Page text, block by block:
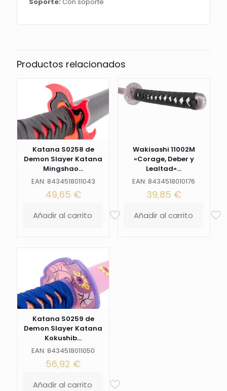
marrón
terciopelo,
Productos relacionados
Katana S0258 de
Demon Slayer Katana
Mingshao...
EAN: 8434518011043
49,65 €
Añadir al carrito
Wakisashi 11002M
«Corage, Deber y
Lealtad»...
EAN: 8434518010176
39,85 €
Añadir al carrito
Katana S0259 de
Demon Slayer Katana
Kokushib...
EAN: 8434518011050
56,92 €
Añadir al carrito